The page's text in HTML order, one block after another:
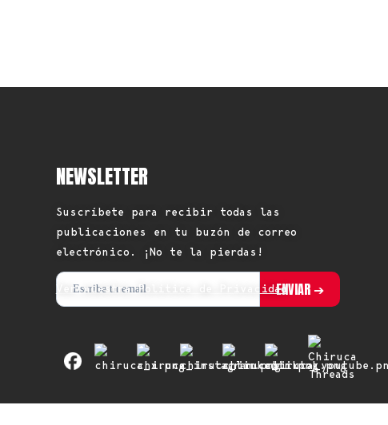
NEWSLETTER
Suscríbete para recibir todas las
publicaciones en tu buzón de correo
electrónico. ¡No te la pierdas!
Ver nuestra Política de Privacidad